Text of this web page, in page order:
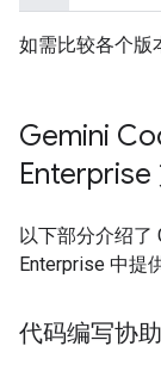
如需比较各个版
Gemini
Enterprise
以下部分介绍了
Enterprise 中提
代码编写协